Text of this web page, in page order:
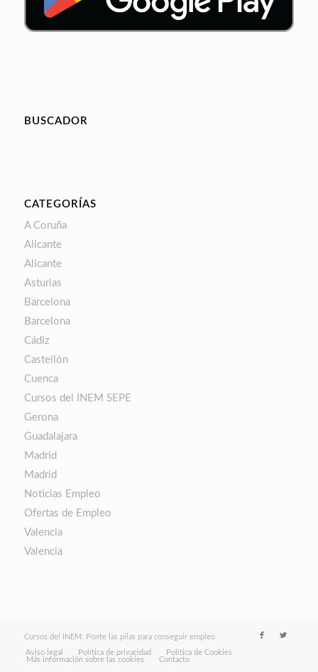
BUSCADOR
CATEGORÍAS
A Coruña
Alicante
Alicante
Asturias
Barcelona
Barcelona
Cádiz
Castellón
Cuenca
Cursos del INEM SEPE
Gerona
Guadalajara
Madrid
Madrid
Noticias Empleo
Ofertas de Empleo
Valencia
Valencia
Cursos del INEM: Ponte las pilas para conseguir empleo
Aviso legal
Política de privacidad
Política de Cookies
Más información sobre las cookies
Contacto